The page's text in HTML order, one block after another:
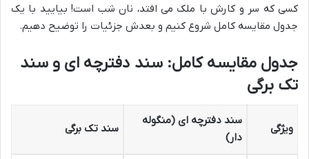
کسی که سر و کارش با ملک می افتد، نان شب است! بیایید با یک
جدول مقایسه کامل شروع کنیم و بعدش جزئیات را توضیح دهیم.
جدول مقایسه کامل: سند دفترچه ای و سند
تک برگی
ویژگی
سند دفترچه ای (منگوله
دار)
سند تک برگی